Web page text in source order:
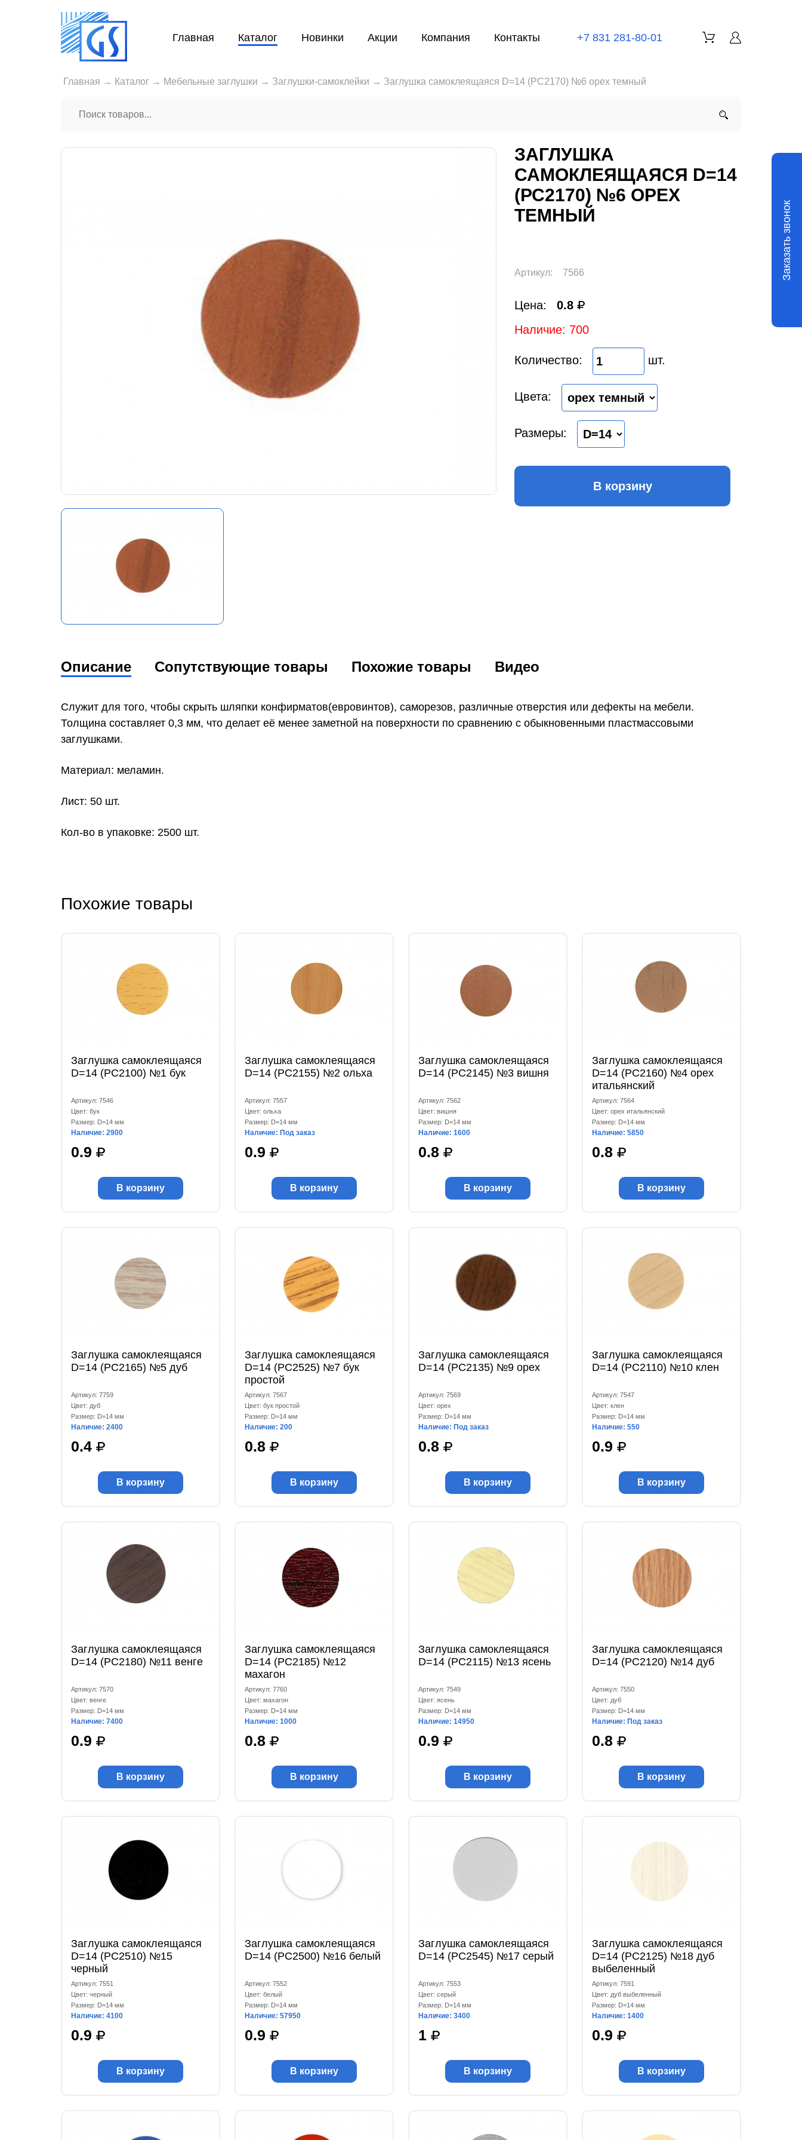
Главная Каталог Новинки Акции Компания Контакты +7 831 281-80-01
Главная → Каталог → Мебельные заглушки → Заглушки-самоклейки → Заглушка самоклеящаяся D=14 (РС2170) №6 орех темный
ЗАГЛУШКА
САМОКЛЕЯЩАЯСЯ D=14
(РС2170) №6 ОРЕХ
ТЕМНЫЙ
Артикул: 7566
Цена:
0.8
Наличие: 700
Количество: шт.
Цвета:
Размеры:
В корзину
Описание Сопутствующие товары Похожие товары Видео
Служит для того, чтобы скрыть шляпки конфирматов(евровинтов), саморезов, различные отверстия или дефекты на мебели.
Толщина составляет 0,3 мм, что делает её менее заметной на поверхности по сравнению с обыкновенными пластмассовыми
заглушками.
Материал: меламин.
Лист: 50 шт.
Кол-во в упаковке: 2500 шт.
Похожие товары
Заглушка самоклеящаяся
D=14 (РС2100) №1 бук
Артикул: 7546
Цвет: бук
Размер: D=14 мм
Наличие: 2900
0.9
В корзину
Заглушка самоклеящаяся
D=14 (РС2155) №2 ольха
Артикул: 7557
Цвет: ольха
Размер: D=14 мм
Наличие: Под заказ
0.9
В корзину
Заглушка самоклеящаяся
D=14 (РС2145) №3 вишня
Артикул: 7562
Цвет: вишня
Размер: D=14 мм
Наличие: 1600
0.8
В корзину
Заглушка самоклеящаяся
D=14 (РС2160) №4 орех
итальянский
Артикул: 7564
Цвет: орех итальянский
Размер: D=14 мм
Наличие: 5850
0.8
В корзину
Заглушка самоклеящаяся
D=14 (РС2165) №5 дуб
Артикул: 7759
Цвет: дуб
Размер: D=14 мм
Наличие: 2400
0.4
В корзину
Заглушка самоклеящаяся
D=14 (РС2525) №7 бук
простой
Артикул: 7567
Цвет: бук простой
Размер: D=14 мм
Наличие: 200
0.8
В корзину
Заглушка самоклеящаяся
D=14 (РС2135) №9 орех
Артикул: 7569
Цвет: орех
Размер: D=14 мм
Наличие: Под заказ
0.8
В корзину
Заглушка самоклеящаяся
D=14 (РС2110) №10 клен
Артикул: 7547
Цвет: клен
Размер: D=14 мм
Наличие: 550
0.9
В корзину
Заглушка самоклеящаяся
D=14 (РС2180) №11 венге
Артикул: 7570
Цвет: венге
Размер: D=14 мм
Наличие: 7400
0.9
В корзину
Заглушка самоклеящаяся
D=14 (РС2185) №12
махагон
Артикул: 7760
Цвет: махагон
Размер: D=14 мм
Наличие: 1000
0.8
В корзину
Заглушка самоклеящаяся
D=14 (РС2115) №13 ясень
Артикул: 7549
Цвет: ясень
Размер: D=14 мм
Наличие: 14950
0.9
В корзину
Заглушка самоклеящаяся
D=14 (РС2120) №14 дуб
Артикул: 7550
Цвет: дуб
Размер: D=14 мм
Наличие: Под заказ
0.8
В корзину
Заглушка самоклеящаяся
D=14 (РС2510) №15
черный
Артикул: 7551
Цвет: черный
Размер: D=14 мм
Наличие: 4100
0.9
В корзину
Заглушка самоклеящаяся
D=14 (РС2500) №16 белый
Артикул: 7552
Цвет: белый
Размер: D=14 мм
Наличие: 57950
0.9
В корзину
Заглушка самоклеящаяся
D=14 (РС2545) №17 серый
Артикул: 7553
Цвет: серый
Размер: D=14 мм
Наличие: 3400
1
В корзину
Заглушка самоклеящаяся
D=14 (РС2125) №18 дуб
выбеленный
Артикул: 7591
Цвет: дуб выбеленный
Размер: D=14 мм
Наличие: 1400
0.9
В корзину
Заказать звонок